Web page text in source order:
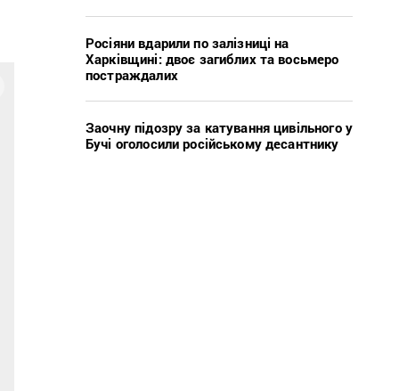
Росіяни вдарили по залізниці на
Харківщині: двоє загиблих та восьмеро
постраждалих
Заочну підозру за катування цивільного у
Бучі оголосили російському десантнику